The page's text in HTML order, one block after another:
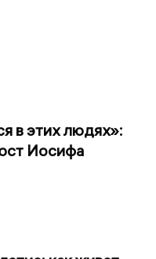
в этих людях»:
Иосифа